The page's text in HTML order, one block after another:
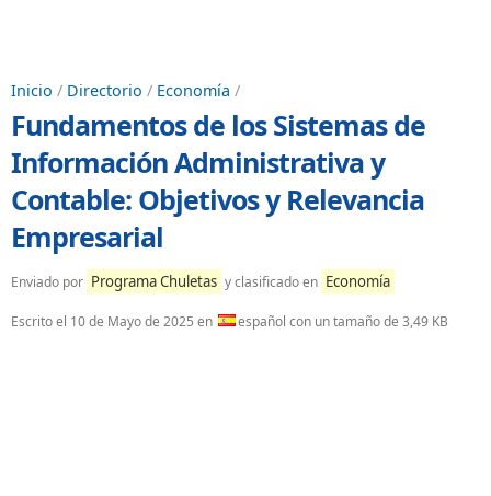
Inicio / Directorio / Economía /
Fundamentos de los Sistemas de
Información Administrativa y
Contable: Objetivos y Relevancia
Empresarial
Enviado por Programa Chuletas y clasificado en Economía
Escrito el 10 de Mayo de 2025 en español con un tamaño de 3,49 KB